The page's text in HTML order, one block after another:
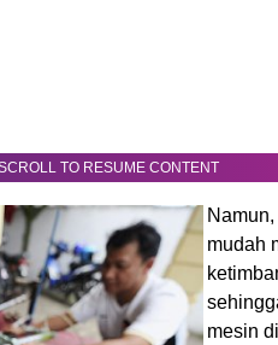
TO RESUME CONTENT
mudah
mesin